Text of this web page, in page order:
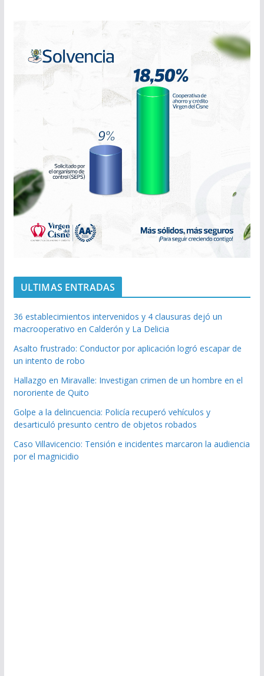
ULTIMAS ENTRADAS
36 establecimientos intervenidos y 4 clausuras dejó un
macrooperativo en Calderón y La Delicia
Asalto frustrado: Conductor por aplicación logró escapar de
un intento de robo
Hallazgo en Miravalle: Investigan crimen de un hombre en el
nororiente de Quito
Golpe a la delincuencia: Policía recuperó vehículos y
desarticuló presunto centro de objetos robados
Caso Villavicencio: Tensión e incidentes marcaron la audiencia
por el magnicidio